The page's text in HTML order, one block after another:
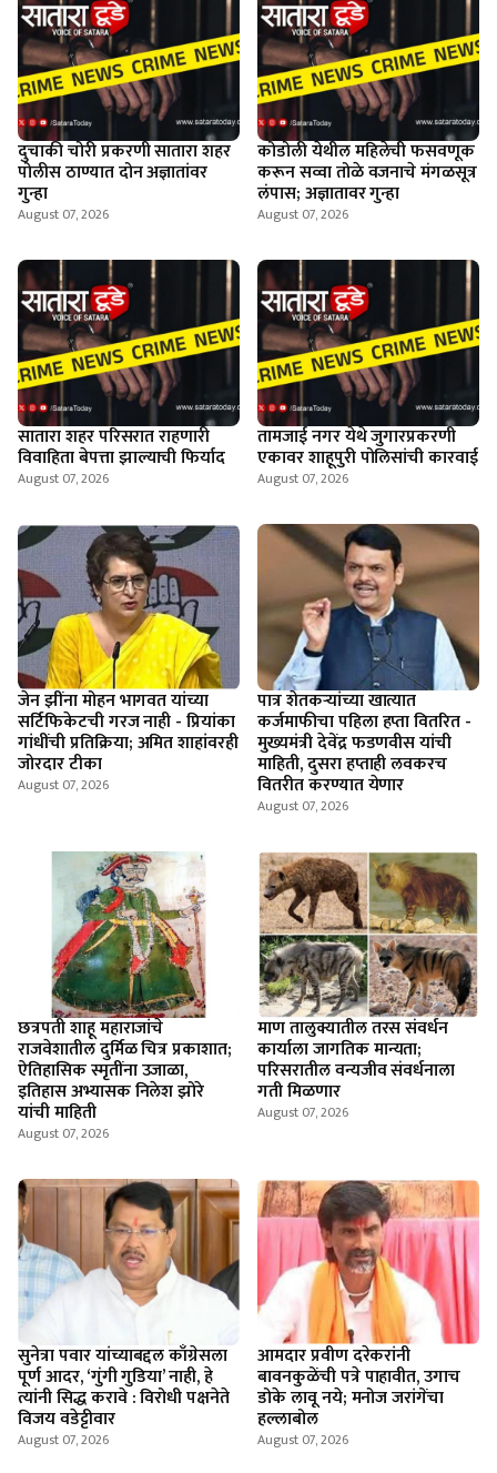
दुचाकी चोरी प्रकरणी सातारा शहर
पोलीस ठाण्यात दोन अज्ञातांवर
गुन्हा
August 07, 2026
कोडोली येथील महिलेची फसवणूक
करून सव्वा तोळे वजनाचे मंगळसूत्र
लंपास; अज्ञातावर गुन्हा
August 07, 2026
सातारा शहर परिसरात राहणारी
विवाहिता बेपत्ता झाल्याची फिर्याद
August 07, 2026
तामजाई नगर येथे जुगारप्रकरणी
एकावर शाहूपुरी पोलिसांची कारवाई
August 07, 2026
जेन झींना मोहन भागवत यांच्या
सर्टिफिकेटची गरज नाही - प्रियांका
गांधींची प्रतिक्रिया; अमित शाहांवरही
जोरदार टीका
August 07, 2026
पात्र शेतकऱ्यांच्या खात्यात
कर्जमाफीचा पहिला हप्ता वितरित -
मुख्यमंत्री देवेंद्र फडणवीस यांची
माहिती, दुसरा हप्ताही लवकरच
वितरीत करण्यात येणार
August 07, 2026
छत्रपती शाहू महाराजांचे
राजवेशातील दुर्मिळ चित्र प्रकाशात;
ऐतिहासिक स्मृतींना उजाळा,
इतिहास अभ्यासक निलेश झोरे
यांची माहिती
August 07, 2026
माण तालुक्यातील तरस संवर्धन
कार्याला जागतिक मान्यता;
परिसरातील वन्यजीव संवर्धनाला
गती मिळणार
August 07, 2026
सुनेत्रा पवार यांच्याबद्दल काँग्रेसला
पूर्ण आदर, ‘गुंगी गुडिया’ नाही, हे
त्यांनी सिद्ध करावे : विरोधी पक्षनेते
विजय वडेट्टीवार
August 07, 2026
आमदार प्रवीण दरेकरांनी
बावनकुळेंची पत्रे पाहावीत, उगाच
डोके लावू नये; मनोज जरांगेंचा
हल्लाबोल
August 07, 2026